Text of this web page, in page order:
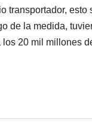
transportador,
de la medida,
20 mil millones